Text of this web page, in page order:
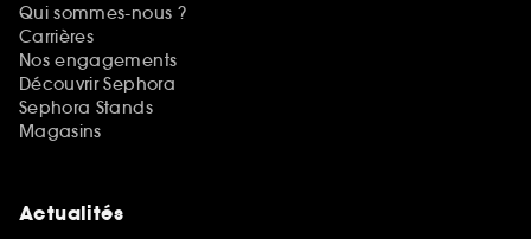
Qui sommes-nous ?
Carrières
Nos engagements
Découvrir Sephora
Sephora Stands
Magasins
Actualités